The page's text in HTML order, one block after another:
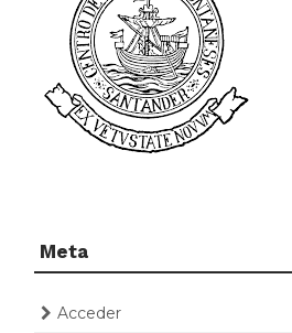
Meta
Acceder